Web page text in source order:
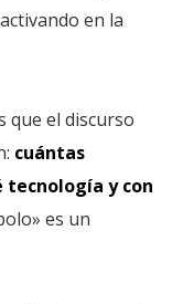
en la
que el discurso
cuántas
tecnología y con
es un